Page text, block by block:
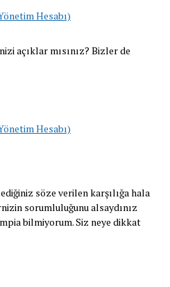
Hesabı)
açıklar mısınız? Bizler de
Hesabı)
söze verilen karşılığa hala
sorumluluğunu alsaydınız
bilmiyorum. Siz neye dikkat